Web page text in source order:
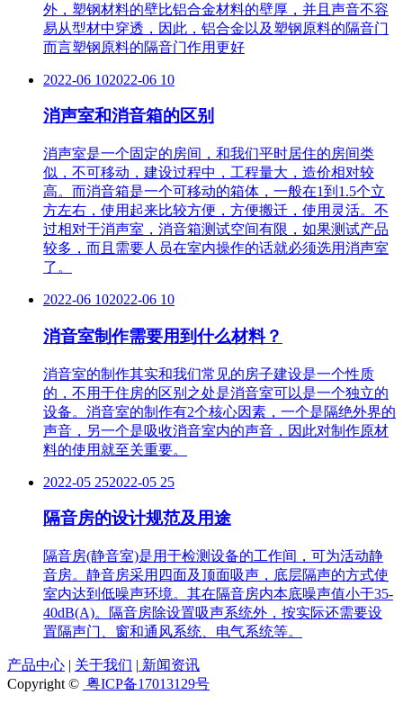
外，塑钢材料的壁比铝合金材料的壁厚，并且声音不容
易从型材中穿透，因此，铝合金以及塑钢原料的隔音门
而言塑钢原料的隔音门作用更好
2022-06 102022-06 10
消声室和消音箱的区别
消声室是一个固定的房间，和我们平时居住的房间类
似，不可移动，建设过程中，工程量大，造价相对较
高。而消音箱是一个可移动的箱体，一般在1到1.5个立
方左右，使用起来比较方便，方便搬迁，使用灵活。不
过相对于消声室，消音箱测试空间有限，如果测试产品
较多，而且需要人员在室内操作的话就必须选用消声室
了。
2022-06 102022-06 10
消音室制作需要用到什么材料？
消音室的制作其实和我们常见的房子建设是一个性质
的，不用于住房的区别之处是消音室可以是一个独立的
设备。消音室的制作有2个核心因素，一个是隔绝外界的
声音，另一个是吸收消音室内的声音，因此对制作原材
料的使用就至关重要。
2022-05 252022-05 25
隔音房的设计规范及用途
隔音房(静音室)是用于检测设备的工作间，可为活动静
音房。静音房采用四面及顶面吸声，底层隔声的方式使
室内达到低噪声环境。其在隔音房内本底噪声值小于35-
40dB(A)。隔音房除设置吸声系统外，按实际还需要设
置隔声门、窗和通风系统、电气系统等。
产品中心 | 关于我们 | 新闻资讯
Copyright © 粤ICP备17013129号